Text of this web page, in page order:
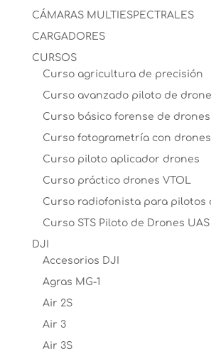
CÁMARAS MULTIESPECTRALES
CARGADORES
CURSOS
Curso agricultura de precisión
Curso avanzado piloto de
Curso básico forense de drones
Curso fotogrametría con drones
Curso piloto aplicador drones
Curso práctico drones VTOL
Curso radiofonista para pilotos
Curso STS Piloto de Drones UAS
DJI
Accesorios DJI
Agras MG-1
Air 2S
Air 3
Air 3S